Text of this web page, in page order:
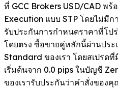
ที่ GCC Brokers USD/CAD พร้
Execution แบบ STP โดยไม่มี
รับประกันการกำหนดราคาที่โป
โดยตรง ซื้อขายคู่หลักนี้ผ่านปร
Standard ของเรา โดยสเปรด
เริ่มต้นจาก 0.0 pips ในบัญชี
ของเรารับประกันว่าคำสั่งของ